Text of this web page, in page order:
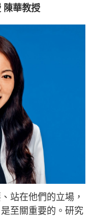
陳華教授
站在他們的立場，
至關重要的。研究